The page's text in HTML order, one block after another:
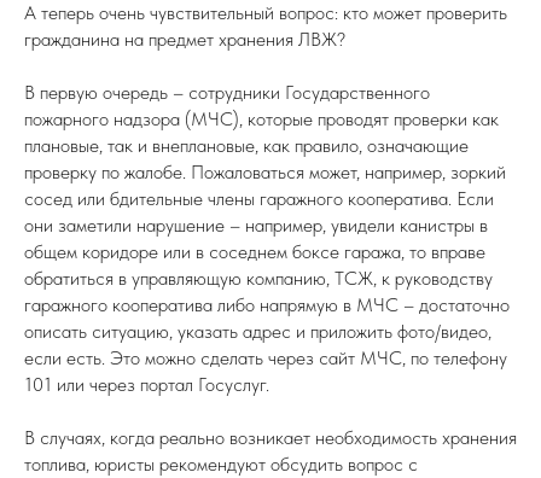
А теперь очень чувствительный вопрос: кто может проверить
гражданина на предмет хранения ЛВЖ?
В первую очередь – сотрудники Государственного
пожарного надзора (МЧС), которые проводят проверки как
плановые, так и внеплановые, как правило, означающие
проверку по жалобе. Пожаловаться может, например, зоркий
сосед или бдительные члены гаражного кооператива. Если
они заметили нарушение – например, увидели канистры в
общем коридоре или в соседнем боксе гаража, то вправе
обратиться в управляющую компанию, ТСЖ, к руководству
гаражного кооператива либо напрямую в МЧС – достаточно
описать ситуацию, указать адрес и приложить фото/видео,
если есть. Это можно сделать через сайт МЧС, по телефону
101 или через портал Госуслуг.
В случаях, когда реально возникает необходимость хранения
топлива, юристы рекомендуют обсудить вопрос с